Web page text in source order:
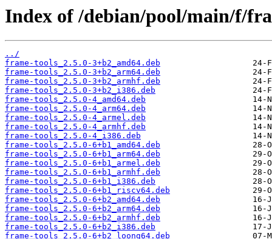
Index of /debian/pool/main/f/
../
frame-tools_2.5.0-3+b2_amd64.deb
frame-tools_2.5.0-3+b2_arm64.deb
frame-tools_2.5.0-3+b2_armhf.deb
frame-tools_2.5.0-3+b2_i386.deb
frame-tools_2.5.0-4_amd64.deb
frame-tools_2.5.0-4_arm64.deb
frame-tools_2.5.0-4_armel.deb
frame-tools_2.5.0-4_armhf.deb
frame-tools_2.5.0-4_i386.deb
frame-tools_2.5.0-6+b1_amd64.deb
frame-tools_2.5.0-6+b1_arm64.deb
frame-tools_2.5.0-6+b1_armel.deb
frame-tools_2.5.0-6+b1_armhf.deb
frame-tools_2.5.0-6+b1_i386.deb
frame-tools_2.5.0-6+b1_riscv64.deb
frame-tools_2.5.0-6+b2_amd64.deb
frame-tools_2.5.0-6+b2_arm64.deb
frame-tools_2.5.0-6+b2_armhf.deb
frame-tools_2.5.0-6+b2_i386.deb
frame-tools_2.5.0-6+b2_loong64.deb